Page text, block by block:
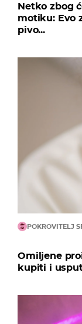
Netko zbog
motiku: Evo
pivo...
POKROVITELJ
Omiljene
kupiti i